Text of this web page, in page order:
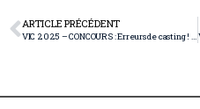
ARTICLE PRÉCÉDENT
VIC 2025 – CONCOURS : Erreurs de casting ! par Jean-Yves BLOUIN